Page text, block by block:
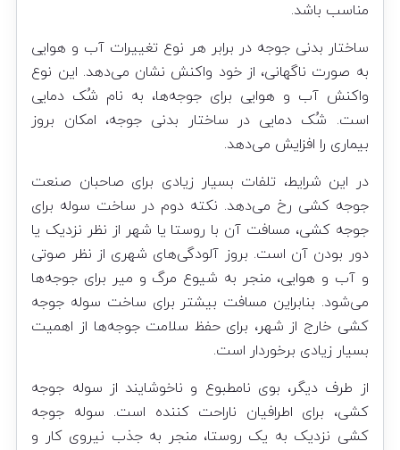
مناسب باشد.
ساختار بدنی جوجه در برابر هر نوع تغییرات آب و هوایی
به صورت ناگهانی، از خود واکنش نشان می‌دهد. این نوع
واکنش آب و هوایی برای جوجه‌ها، به نام شُک دمایی
است. شُک دمایی در ساختار بدنی جوجه، امکان بروز
بیماری را افزایش می‌دهد.
در این شرایط، تلفات بسیار زیادی برای صاحبان صنعت
جوجه کشی رخ می‌دهد. نکته دوم در ساخت سوله برای
جوجه کشی، مسافت آن با روستا یا شهر از نظر نزدیک یا
دور بودن آن است. بروز آلودگی‌های شهری از نظر صوتی
و آب و هوایی، منجر به شیوع مرگ و میر برای جوجه‌ها
می‌شود. بنابراین مسافت بیشتر برای ساخت سوله جوجه
کشی خارج از شهر، برای حفظ سلامت جوجه‌ها از اهمیت
بسیار زیادی برخوردار است.
از طرف دیگر، بوی نامطبوع و ناخوشایند از سوله جوجه
کشی، برای اطرافیان ناراحت کننده است. سوله جوجه
کشی نزدیک به یک روستا، منجر به جذب نیروی کار و